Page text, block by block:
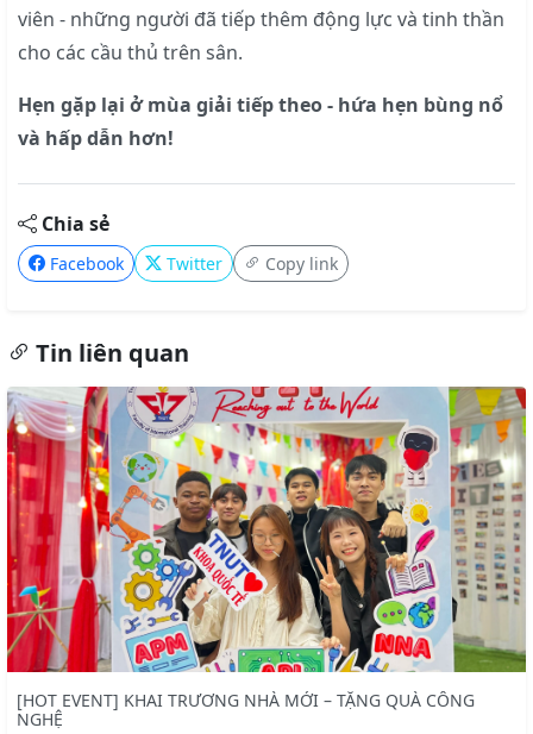
viên - những người đã tiếp thêm động lực và tinh thần
cho các cầu thủ trên sân.
Hẹn gặp lại ở mùa giải tiếp theo - hứa hẹn bùng nổ
và hấp dẫn hơn!
Chia sẻ
Facebook Twitter Copy link
Tin liên quan
[HOT EVENT] KHAI TRƯƠNG NHÀ MỚI – TẶNG QUÀ CÔNG
NGHỆ